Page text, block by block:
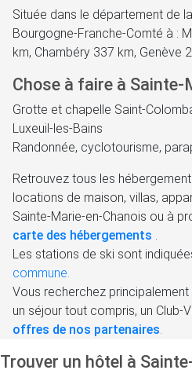
Située dans le département de
Bourgogne-Franche-Comté à :
km, Chambéry 337 km, Genève
Chose à faire à Sainte-
Grotte et chapelle Saint-
Luxeuil-les-Bains
Randonnée, cyclotourisme,
Retrouvez tous les
locations de maison, villas,
Sainte-Marie-en-Chanois ou à
carte des hébergements
Les stations de ski sont
commune.
Vous recherchez
un séjour tout compris, un Club-
offres de nos partenaires
Trouver un hôtel à